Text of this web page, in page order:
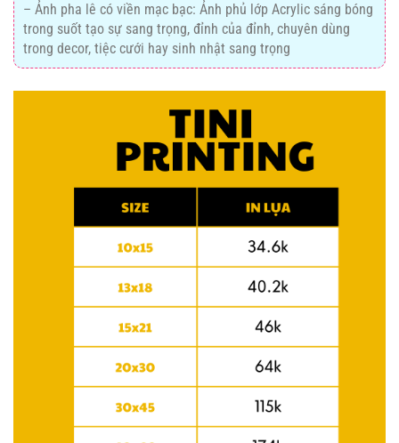
– Ảnh pha lê có viền mạc bạc: Ảnh phủ lớp Acrylic sáng bóng
trong suốt tạo sự sang trọng, đỉnh của đỉnh, chuyên dùng
trong decor, tiệc cưới hay sinh nhật sang trọng